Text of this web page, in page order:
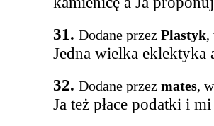
31. Dodane przez Plastyk,
Jedna wielka eklektyka
32. Dodane przez mates,
Ja też płace podatki i